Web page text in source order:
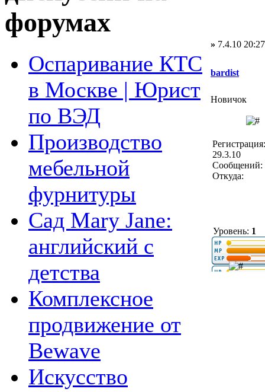
форумах
Оспаривание КТС
в Москве | Юрист
по ВЭД
Производство
мебельной
фурнитуры
Сад Mary Jane:
английский с
детства
Комплексное
продвижение от
Bewave
Искусство
» 7.4.10 20:27
bardist
Новичок
Регистрация:
29.3.10
Сообщений:
Откуда:
Уровень: 1